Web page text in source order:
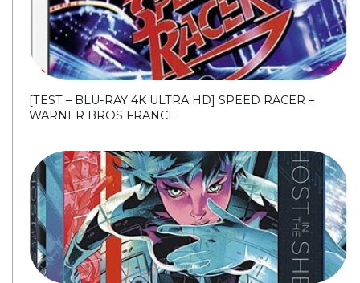
[TEST – BLU-RAY 4K ULTRA HD] SPEED RACER –
WARNER BROS FRANCE